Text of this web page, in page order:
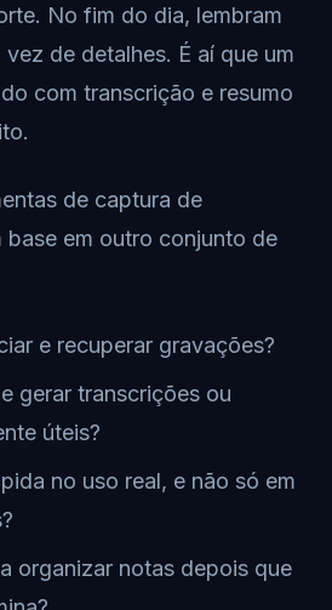
No fim do dia, lembram
de detalhes. É aí que um
com transcrição e resumo
de captura de
base em outro conjunto de
e recuperar gravações?
gerar transcrições ou
úteis?
no uso real, e não só em
organizar notas depois que